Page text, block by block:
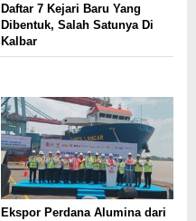
Daftar 7 Kejari Baru Yang
Dibentuk, Salah Satunya Di
Kalbar
Ekspor Perdana Alumina dari